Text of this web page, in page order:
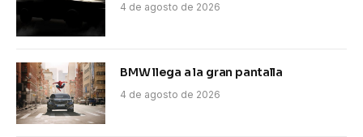
4 de agosto de 2026
BMW llega a la gran pantalla
4 de agosto de 2026